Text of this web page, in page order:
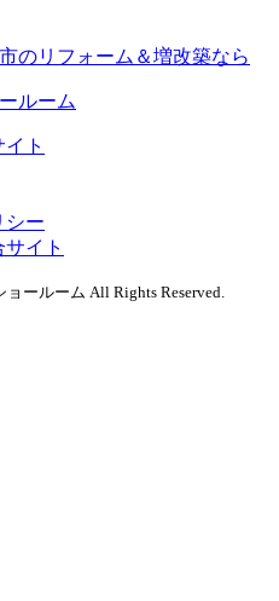
のリフォーム＆増改築なら
ト
シー
イト
ールーム All Rights Reserved.